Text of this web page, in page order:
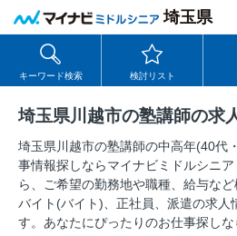
埼玉県
キーワード検索 検討リスト
埼玉県川越市の塾講師の求
埼玉県川越市の塾講師の中⾼年(40代
事情報探しならマイナビミドルシニ
ら、ご希望の勤務地や職種、給与な
バイト(バイト)、正社員、派遣の求人
す。あなたにぴったりのお仕事探し